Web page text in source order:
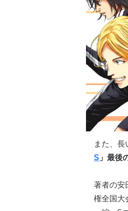
また、長
S 」最後
著者の安
権全国大